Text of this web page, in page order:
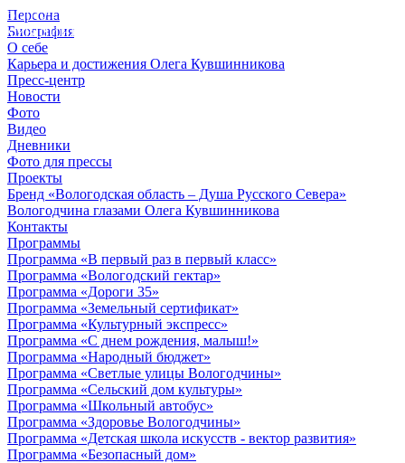
Персона
Биография
О себе
Карьера и достижения Олега Кувшинникова
Пресс-центр
Новости
Фото
Видео
Дневники
Фото для прессы
Проекты
Бренд «Вологодская область – Душа Русского Севера»
Вологодчина глазами Олега Кувшинникова
Контакты
Программы
Программа «В первый раз в первый класс»
Программа «Вологодский гектар»
Программа «Дороги 35»
Программа «Земельный сертификат»
Программа «Культурный экспресс»
Программа «С днем рождения, малыш!»
Программа «Народный бюджет»
Программа «Светлые улицы Вологодчины»
Программа «Сельский дом культуры»
Программа «Школьный автобус»
Программа «Здоровье Вологодчины»
Программа «Детская школа искусств - вектор развития»
Программа «Безопасный дом»
© 2012 - 2023,
КУВШИННИКОВ О.А.